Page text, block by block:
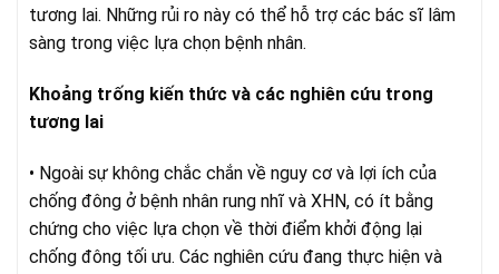
tương lai. Những rủi ro này có thể hỗ trợ các bác sĩ lâm
sàng trong việc lựa chọn bệnh nhân.
Khoảng trống kiến ​​thức và các nghiên cứu trong
tương lai
• Ngoài sự không chắc chắn về nguy cơ và lợi ích của
chống đông ở bệnh nhân rung nhĩ và XHN, có ít bằng
chứng cho việc lựa chọn về thời điểm khởi động lại
chống đông tối ưu. Các nghiên cứu đang thực hiện và